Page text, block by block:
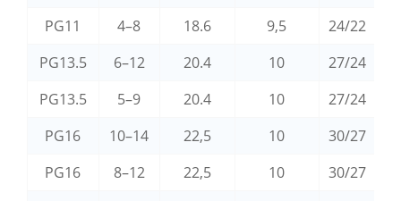
PG11
4–8 18.6 9,5
24/22
PG13.5
6–12 20.4 10
27/24
PG13.5
5–9 20.4 10
27/24
PG16
10–14 22,5 10
30/27
PG16
8–12 22,5 10
30/27